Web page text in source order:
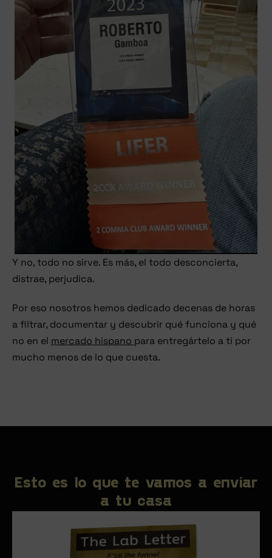
Y no, todo no sirve. Es más, el todo desconcierta,
distrae, perjudica.
Por eso nosotros hemos dedicado decenas de horas
a filtrar, documentar y descubrir qué funciona y qué
no en el mercado hispano para entregártelo a ti por
mucho menos de lo que cuesta.
Esto es lo que te vamos a enviar
a tu casa